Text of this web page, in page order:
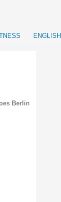
ENGLISH
Berlin